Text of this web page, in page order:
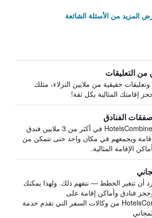
المزيد من الأسئلة الشائعة
من التعليقات
حقيقية من ملايين النزلاء، مثلك
إقامتك المثالية بكل ثقة!
الفنادق
يبحث HotelsCombined في أكثر من 3 ملايين فندق
ويجمعهم في مكان واحد حتى تتمكن من
الإقامة المثالية.
أن تتغير الخطط — نتفهم ذلك. ولهذا يمكنك
فنادق وأماكن إقامة على
HotelsCombined من وكالات السفر التي تقدم خدمة